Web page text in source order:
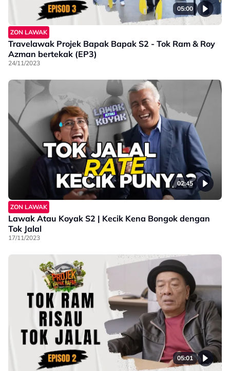
05:00
ZON LAWAK
Travelawak Projek Bapak Bapak S2 - Tok Ram & Roy
Azman bertekak (EP3)
24/11/2023
02:45
ZON LAWAK
Lawak Atau Koyak S2 | Kecik Kena Bongok dengan
Tok Jalal
17/11/2023
05:01